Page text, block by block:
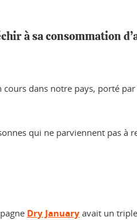
à sa consommation
dans notre pays, porté
qui ne parviennent pas à
Dry January avait un